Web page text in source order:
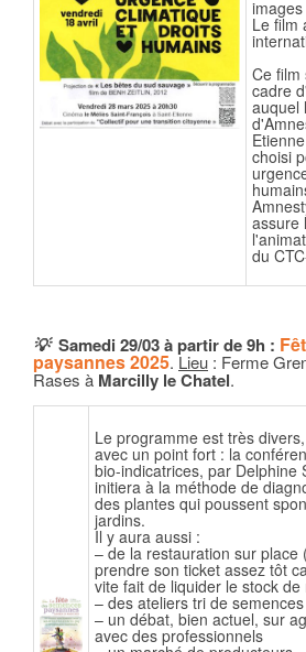
Le film
Ce film
cadre
auquel
choisi
assure
du
💡Samedi 29/03à partir de 9h :
paysannes 2025.Lieu : Ferme
Rases à Marcilly le Chatel.
Le programme est très
avec un point fort : la
bio-indicatrices, par Delphine
initiera à la méthode de
des plantes qui poussent
jardins.
Il y aura aussi :
– de la restauration sur place
prendre son ticket assez tôt
vite fait de liquider le stock
– des ateliers tri de
– un débat, bien actuel, sur
avec des professionnels